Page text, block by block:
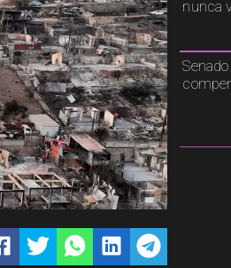
nunca